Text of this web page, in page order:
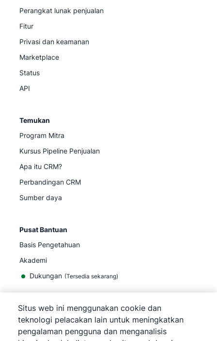
Perangkat lunak penjualan
Fitur
Privasi dan keamanan
Marketplace
Status
API
Temukan
Program Mitra
Kursus Pipeline Penjualan
Apa itu CRM?
Perbandingan CRM
Sumber daya
Pusat Bantuan
Basis Pengetahuan
Akademi
Dukungan (Tersedia sekarang)
©2026Pipedrive
Situs web ini menggunakan cookie dan
teknologi pelacakan lain untuk meningkatkan
pengalaman pengguna dan menganalisis